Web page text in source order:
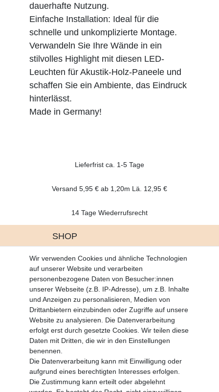
dauerhafte Nutzung.
Einfache Installation: Ideal für die
schnelle und unkomplizierte Montage.
Verwandeln Sie Ihre Wände in ein
stilvolles Highlight mit diesen LED-
Leuchten für Akustik-Holz-Paneele und
schaffen Sie ein Ambiente, das Eindruck
hinterlässt.
Made in Germany!
Lieferfrist ca. 1-5 Tage
Versand 5,95 € ab 1,20m Lä. 12,95 €
14 Tage Wiederrufsrecht
SHOP
Battrerie Gesetz
Fragen und Antworten
Zahlungsarten
MEIN KONTO
Altgeräte Verordnung
Login
Registrieren
Vertrag widerrufen
SERVICE
Wir verwenden Cookies und ähnliche Technologien
auf unserer Website und verarbeiten
personenbezogene Daten von Besucher:innen
unserer Webseite (z.B. IP-Adresse), um z.B. Inhalte
und Anzeigen zu personalisieren, Medien von
Drittanbietern einzubinden oder Zugriffe auf unsere
Website zu analysieren. Die Datenverarbeitung
erfolgt erst durch gesetzte Cookies. Wir teilen diese
Daten mit Dritten, die wir in den Einstellungen
benennen.
Die Datenverarbeitung kann mit Einwilligung oder
aufgrund eines berechtigten Interesses erfolgen.
Die Zustimmung kann erteilt oder abgelehnt